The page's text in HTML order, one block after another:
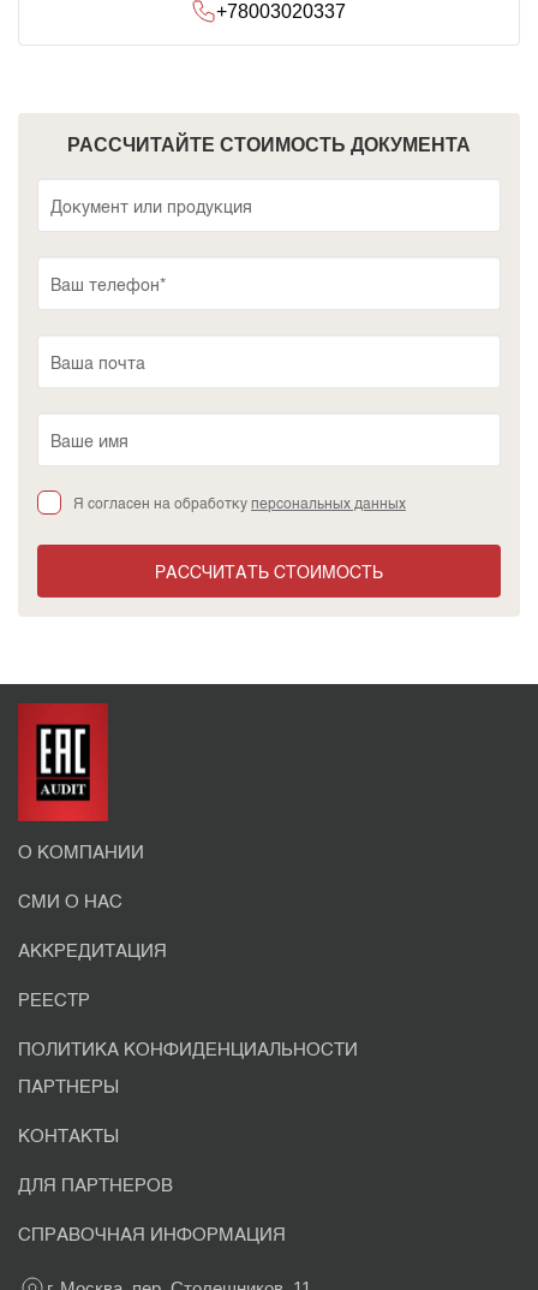
+78003020337
РАССЧИТАЙТЕ СТОИМОСТЬ ДОКУМЕНТА
Я согласен на обработкуперсональных данных
РАССЧИТАТЬ СТОИМОСТЬ
О КОМПАНИИ
СМИ О НАС
АККРЕДИТАЦИЯ
РЕЕСТР
ПОЛИТИКА КОНФИДЕНЦИАЛЬНОСТИ
ПАРТНЕРЫ
КОНТАКТЫ
ДЛЯ ПАРТНЕРОВ
СПРАВОЧНАЯ ИНФОРМАЦИЯ